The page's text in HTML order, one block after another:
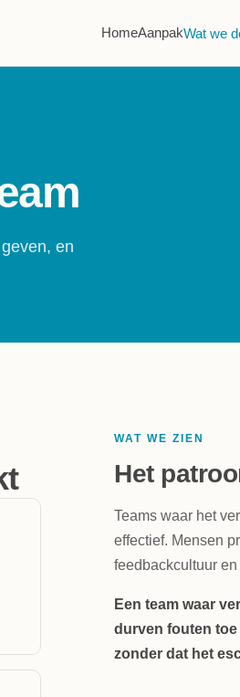
HomeAanpakWat we
en
WAT WE ZIEN
Het
Teams waar het
effectief. Mensen
feedbackcultuur
Een team waar
durven fouten toe
zonder dat het